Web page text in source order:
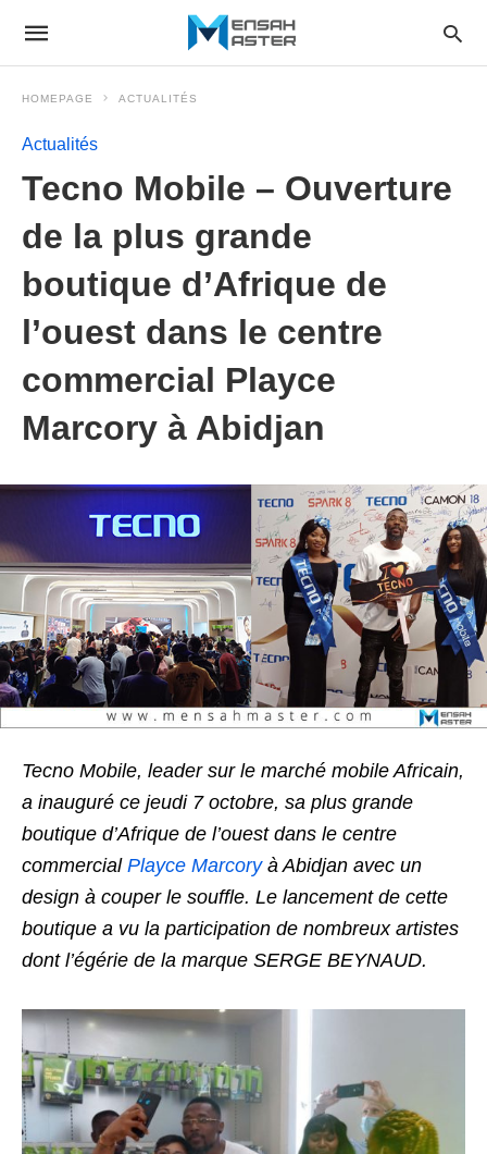
HOMEPAGE ACTUALITÉS
Actualités
Tecno Mobile – Ouverture
de la plus grande
boutique d’Afrique de
l’ouest dans le centre
commercial Playce
Marcory à Abidjan
Tecno Mobile, leader sur le marché mobile Africain,
a inauguré ce jeudi 7 octobre, sa plus grande
boutique d’Afrique de l’ouest dans le centre
commercial Playce Marcoryà Abidjan avec un
design à couper le souffle. Le lancement de cette
boutique a vu la participation de nombreux artistes
dont l’égérie de la marque SERGE BEYNAUD.